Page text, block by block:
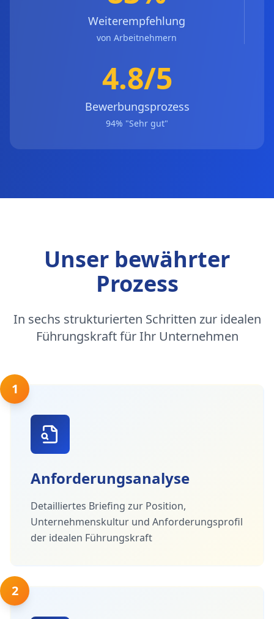
Weiterempfehlung
von Arbeitnehmern
4.8/5
Bewerbungsprozess
94% "Sehr gut"
Unser bewährter
Prozess
In sechs strukturierten Schritten zur idealen
Führungskraft für Ihr Unternehmen
1
Anforderungsanalyse
Detailliertes Briefing zur Position,
Unternehmenskultur und Anforderungsprofil
der idealen Führungskraft
2